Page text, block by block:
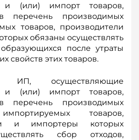
и (или) импорт товаров,
перечень производимых
товаров, производители
обязаны осуществлять
после утраты
свойств этих товаров.
осуществляющие
и (или) импорт товаров,
перечень производимых
товаров,
и импортеры которых
сбор отходов,